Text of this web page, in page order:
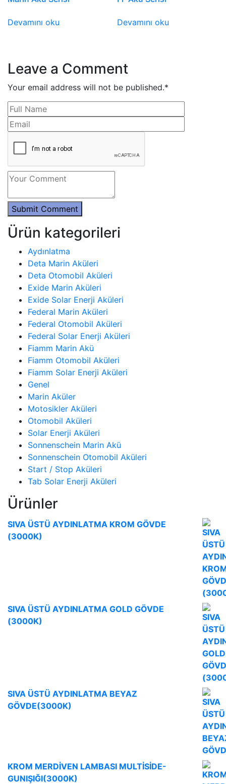
Devamını oku Devamını oku
Leave a Comment
Your email address will not be published.*
Submit Comment
Ürün kategorileri
Aydınlatma
Deta Marin Aküleri
Deta Otomobil Aküleri
Exide Marin Aküleri
Exide Solar Enerji Aküleri
Federal Marin Aküleri
Federal Otomobil Aküleri
Federal Solar Enerji Aküleri
Fiamm Marin Akü
Fiamm Otomobil Aküleri
Fiamm Solar Enerji Aküleri
Genel
Marin Aküler
Motosikler Aküleri
Otomobil Aküleri
Solar Enerji Aküleri
Sonnenschein Marin Akü
Sonnenschein Otomobil Aküleri
Start / Stop Aküleri
Tab Solar Enerji Aküleri
Ürünler
SIVA ÜSTÜ AYDINLATMA KROM GÖVDE
(3000K)
SIVA ÜSTÜ AYDINLATMA GOLD GÖVDE
(3000K)
SIVA ÜSTÜ AYDINLATMA BEYAZ
GÖVDE(3000K)
KROM MERDİVEN LAMBASI MULTİSİDE-
GUNIŞIĞI(3000K)